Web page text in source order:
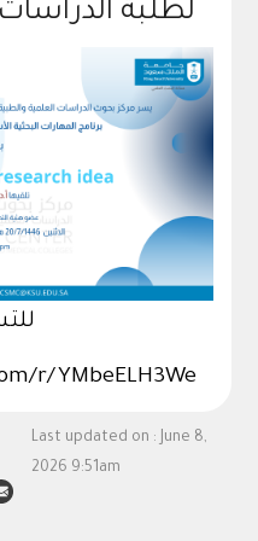
لطلبة الدراسات
r/YMbeELH3We
Last updated on : June 8,
2026 9:51am